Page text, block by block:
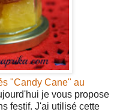
"Candy Cane" au
je vous propose
festif. J'ai utilisé cette